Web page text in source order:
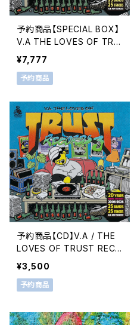
バウンダリー
カネヨリマサル
Maki
moon drop
all out
予約商品【SPECIAL BOX】
V.A THE LOVES OF TRU
ST RECORDS 3 & TRUS
T RECORDS 20TH ANNI
VERSARY SPECIAL MAG
¥7,777
予約商品
予約商品【CD】V.A / THE
LOVES OF TRUST RECO
RDS 3
¥3,500
予約商品